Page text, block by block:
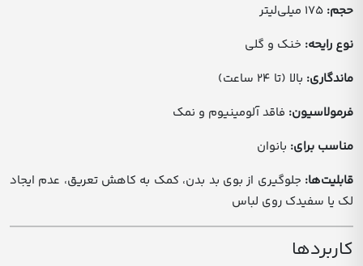
حجم: ۱۷۵ میلی‌لیتر
نوع رایحه: خنک و گلی
ماندگاری: بالا (تا ۲۴ ساعت)
فرمولاسیون: فاقد آلومینیوم و نمک
مناسب برای: بانوان
قابلیت‌ها: جلوگیری از بوی بد بدن، کمک به کاهش تعریق، عدم ایجاد
لک یا سفیدک روی لباس
کاربردها